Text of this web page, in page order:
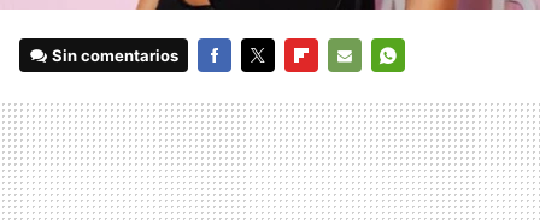
Sin comentarios
MAIL